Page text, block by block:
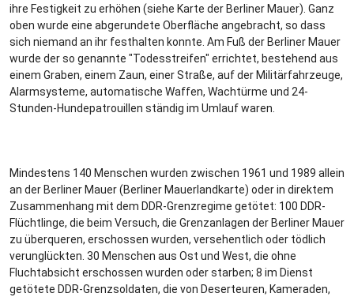
ihre Festigkeit zu erhöhen (siehe Karte der Berliner Mauer). Ganz
oben wurde eine abgerundete Oberfläche angebracht, so dass
sich niemand an ihr festhalten konnte. Am Fuß der Berliner Mauer
wurde der so genannte "Todesstreifen" errichtet, bestehend aus
einem Graben, einem Zaun, einer Straße, auf der Militärfahrzeuge,
Alarmsysteme, automatische Waffen, Wachtürme und 24-
Stunden-Hundepatrouillen ständig im Umlauf waren.
Mindestens 140 Menschen wurden zwischen 1961 und 1989 allein
an der Berliner Mauer (Berliner Mauerlandkarte) oder in direktem
Zusammenhang mit dem DDR-Grenzregime getötet: 100 DDR-
Flüchtlinge, die beim Versuch, die Grenzanlagen der Berliner Mauer
zu überqueren, erschossen wurden, versehentlich oder tödlich
verunglückten. 30 Menschen aus Ost und West, die ohne
Fluchtabsicht erschossen wurden oder starben; 8 im Dienst
getötete DDR-Grenzsoldaten, die von Deserteuren, Kameraden,